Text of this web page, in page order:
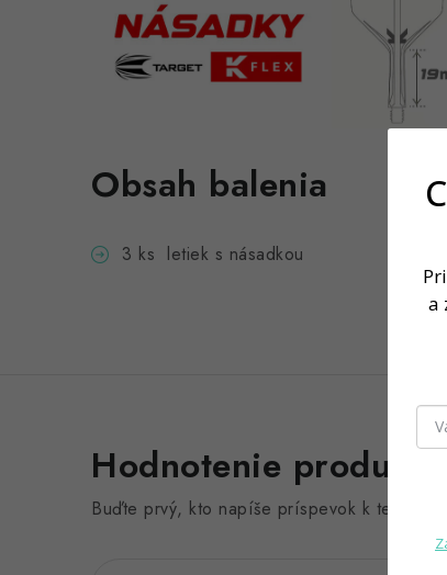
Obsah balenia
3 ks letiek s násadkou
Hodnotenie
Buďte prvý, kto napíše príspevok k tejto
a